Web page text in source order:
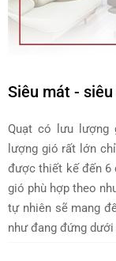
Siêu mát -
Quạt có lưu
lượng gió rất lớn
được thiết kế đến 6
gió phù hợp theo
tự nhiên sẽ mang
như đang đứng